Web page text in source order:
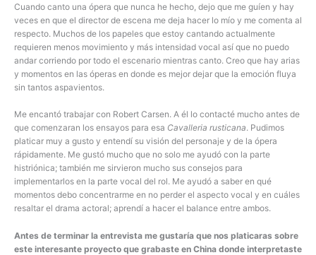
Cuando canto una ópera que nunca he hecho, dejo que me guíen y hay
veces en que el director de escena me deja hacer lo mío y me comenta al
respecto. Muchos de los papeles que estoy cantando actualmente
requieren menos movimiento y más intensidad vocal así que no puedo
andar corriendo por todo el escenario mientras canto. Creo que hay arias
y momentos en las óperas en donde es mejor dejar que la emoción fluya
sin tantos aspavientos.
Me encantó trabajar con Robert Carsen. A él lo contacté mucho antes de
que comenzaran los ensayos para esa Cavalleria rusticana. Pudimos
platicar muy a gusto y entendí su visión del personaje y de la ópera
rápidamente. Me gustó mucho que no solo me ayudó con la parte
histriónica; también me sirvieron mucho sus consejos para
implementarlos en la parte vocal del rol. Me ayudó a saber en qué
momentos debo concentrarme en no perder el aspecto vocal y en cuáles
resaltar el drama actoral; aprendí a hacer el balance entre ambos.
Antes de terminar la entrevista me gustaría que nos platicaras sobre
este interesante proyecto que grabaste en China donde interpretaste